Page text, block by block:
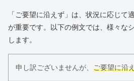
「ご要望に沿えず」は、状況に応じて
が重要です。以下の例文では、様々な
します。
申し訳ございませんが、 ご要望に沿